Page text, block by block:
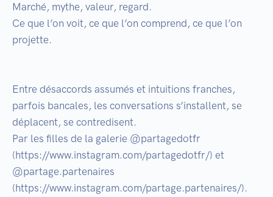
Marché, mythe, valeur, regard.
Ce que l’on voit, ce que l’on comprend, ce que l’on
projette.
Entre désaccords assumés et intuitions franches,
parfois bancales, les conversations s’installent, se
déplacent, se contredisent.
Par les filles de la galerie @partagedotfr
(https://www.instagram.com/partagedotfr/) et
@partage.partenaires
(https://www.instagram.com/partage.partenaires/).